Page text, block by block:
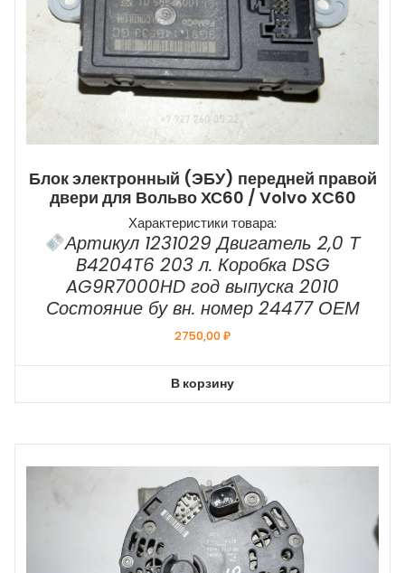
Блок электронный (ЭБУ) передней правой
двери для Вольво ХС60 / Volvo XC60
Характеристики товара:
Артикул 1231029 Двигатель 2,0 Т
B4204T6 203 л. Коробка DSG
AG9R7000HD год выпуска 2010
Состояние бу вн. номер 24477 ОЕМ
2750,00₽
В корзину